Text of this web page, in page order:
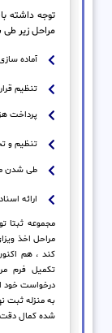
توجه داشته
مراحل زیر
آماده
تنظیم
پرداخت
تنظیم و
طی شدن
ارائه
مجموعه ثبتا
مراحل اخذ
کند ، هم
تکمیل فرم
درخواست خود
به منزله ثبت
شده کمال دقت